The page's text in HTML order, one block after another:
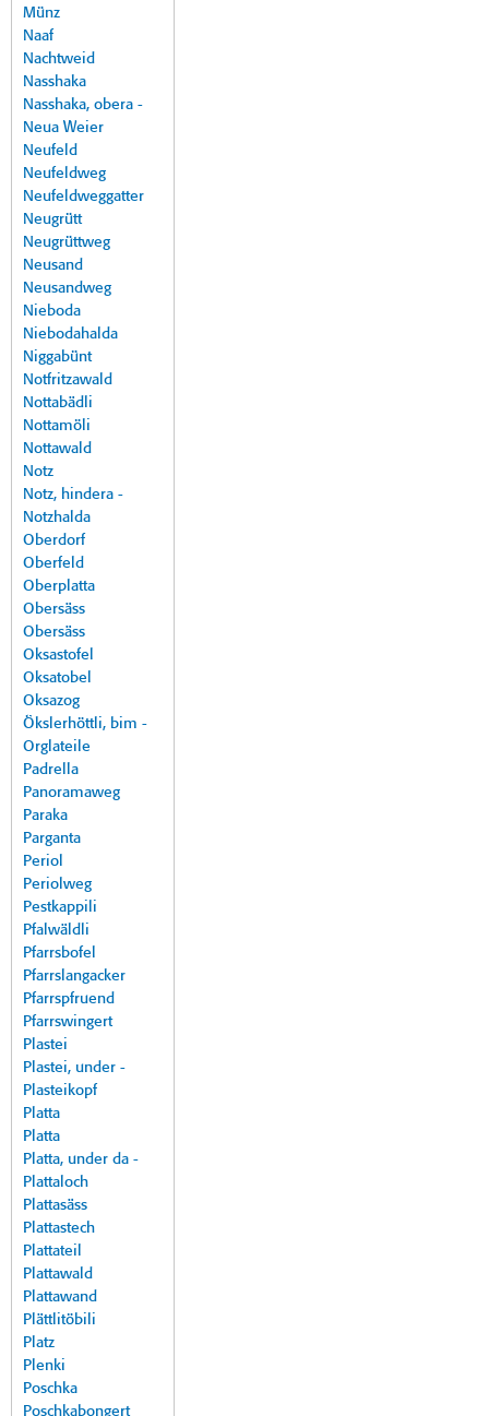
Münz
Naaf
Nachtweid
Nasshaka
Nasshaka, obera -
Neua Weier
Neufeld
Neufeldweg
Neufeldweggatter
Neugrütt
Neugrüttweg
Neusand
Neusandweg
Nieboda
Niebodahalda
Niggabünt
Notfritzawald
Nottabädli
Nottamöli
Nottawald
Notz
Notz, hindera -
Notzhalda
Oberdorf
Oberfeld
Oberplatta
Obersäss
Obersäss
Oksastofel
Oksatobel
Oksazog
Ökslerhöttli, bim -
Orglateile
Padrella
Panoramaweg
Paraka
Parganta
Periol
Periolweg
Pestkappili
Pfalwäldli
Pfarrsbofel
Pfarrslangacker
Pfarrspfruend
Pfarrswingert
Plastei
Plastei, under -
Plasteikopf
Platta
Platta
Platta, under da -
Plattaloch
Plattasäss
Plattastech
Plattateil
Plattawald
Plattawand
Plättlitöbili
Platz
Plenki
Poschka
Poschkabongert